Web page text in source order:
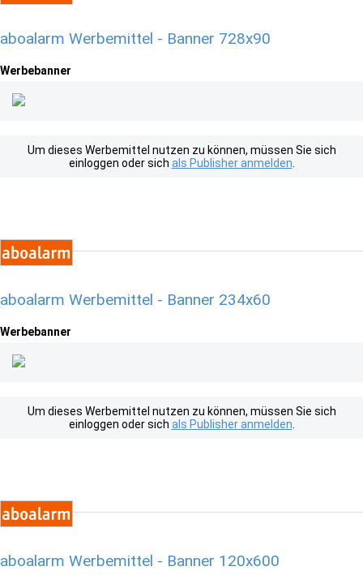
aboalarm Werbemittel - Banner 728x90
Werbebanner
Um dieses Werbemittel nutzen zu können, müssen Sie sich
einloggen oder sich als Publisher anmelden
aboalarm Werbemittel - Banner 234x60
Werbebanner
Um dieses Werbemittel nutzen zu können, müssen Sie sich
einloggen oder sich als Publisher anmelden
aboalarm Werbemittel - Banner 120x600